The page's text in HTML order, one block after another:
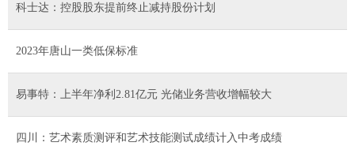
科士达：控股股东提前终止减持股份计划
2023年唐山一类低保标准
易事特：上半年净利2.81亿元 光储业务营收增幅较大
四川：艺术素质测评和艺术技能测试成绩计入中考成绩